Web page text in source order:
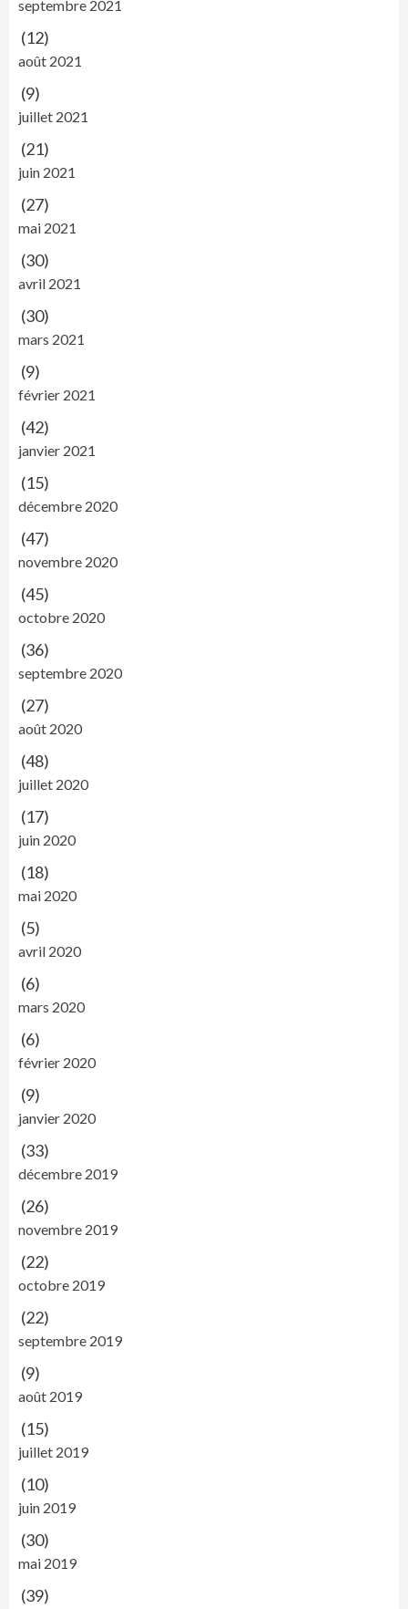
septembre 2021
(12)
août 2021
(9)
juillet 2021
(21)
juin 2021
(27)
mai 2021
(30)
avril 2021
(30)
mars 2021
(9)
février 2021
(42)
janvier 2021
(15)
décembre 2020
(47)
novembre 2020
(45)
octobre 2020
(36)
septembre 2020
(27)
août 2020
(48)
juillet 2020
(17)
juin 2020
(18)
mai 2020
(5)
avril 2020
(6)
mars 2020
(6)
février 2020
(9)
janvier 2020
(33)
décembre 2019
(26)
novembre 2019
(22)
octobre 2019
(22)
septembre 2019
(9)
août 2019
(15)
juillet 2019
(10)
juin 2019
(30)
mai 2019
(39)